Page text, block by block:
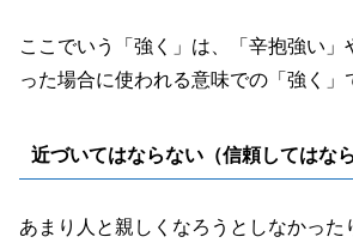
ここでいう「強く」は、「辛抱強い」
った場合に使われる意味での「強く」
近づいてはならない（信頼してはなら
あまり人と親しくなろうとしなかった